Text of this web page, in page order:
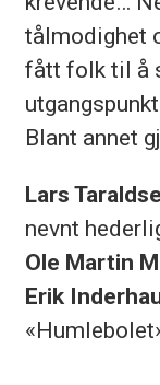
tålmodighet
fått folk til å
Blant annet
Lars
nevnt
Ole Martin
Erik